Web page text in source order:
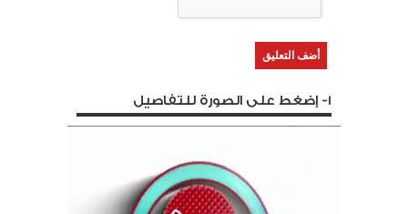
1- إضغط على الصورة للتفاصيل